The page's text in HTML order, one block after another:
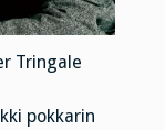
Tringale
pokkarin